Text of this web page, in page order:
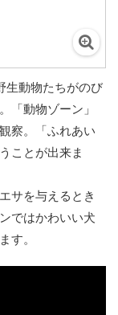
生動物たちがのび
「動物ゾーン」
察。「ふれあい
ことが出来ま
サを与えるとき
ではかわいい犬
す。